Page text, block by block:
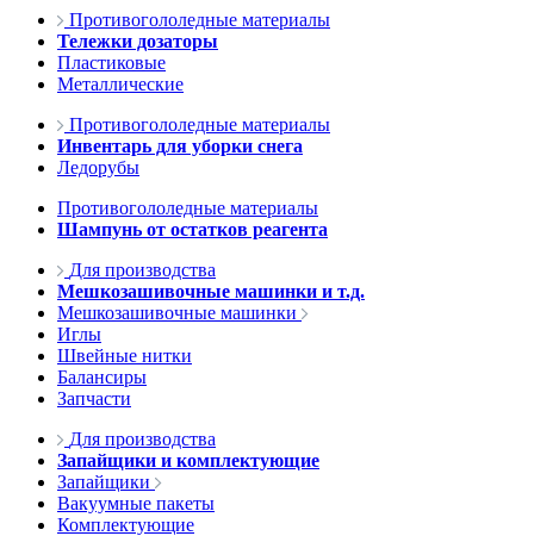
Противогололедные материалы
Тележки дозаторы
Пластиковые
Металлические
Противогололедные материалы
Инвентарь для уборки снега
Ледорубы
Противогололедные материалы
Шампунь от остатков реагента
Для производства
Мешкозашивочные машинки и т.д.
Мешкозашивочные машинки
Иглы
Швейные нитки
Балансиры
Запчасти
Для производства
Запайщики и комплектующие
Запайщики
Вакуумные пакеты
Комплектующие